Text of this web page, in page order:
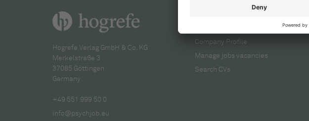
Hogrefe Verlag GmbH & Co. KG
Merkelstraße 3
37085 Göttingen
Germany
+49 551 999 50 0
info@psychjob.eu
Company Profile
Manage jobs vacancies
Search CVs